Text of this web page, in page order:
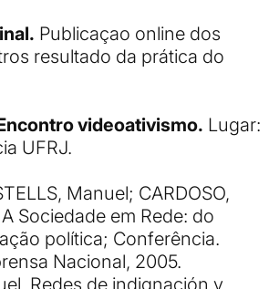
Publicaçao online dos
resultado da prática do
Encontro videoativismo. Lugar:
UFRJ.
Manuel; CARDOSO,
Sociedade em Rede: do
política; Conferência.
Nacional, 2005.
Redes de indignación y